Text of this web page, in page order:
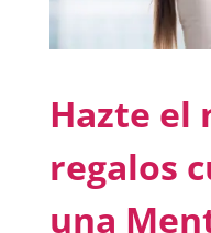
Hazte el
regalos
una